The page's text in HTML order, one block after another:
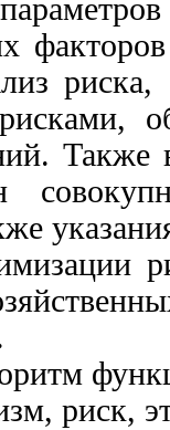
Также
риск,